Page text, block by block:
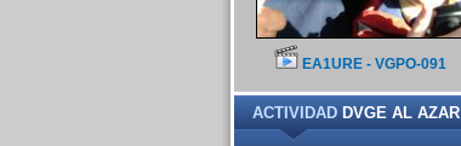
EA1URE - VGPO-091
ACTIVIDADDVGE AL AZAR